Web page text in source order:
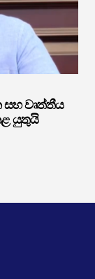
සහ වෘත්තීය
යුතුයි